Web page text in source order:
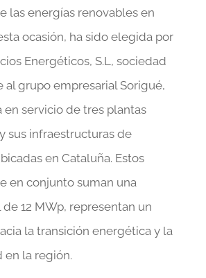
las energías renovables en
ocasión, ha sido elegida por
Energéticos, S.L, sociedad
al grupo empresarial Sorigué,
en servicio de tres plantas
sus infraestructuras de
en Cataluña. Estos
en conjunto suman una
12 MWp, representan un
la transición energética y la
en la región.